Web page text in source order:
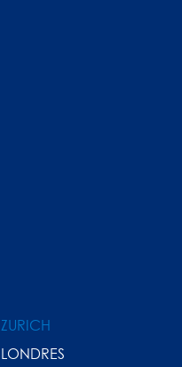
ZURICH
LONDRES